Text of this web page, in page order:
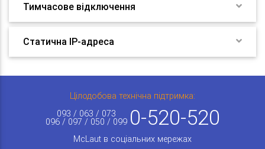
Тимчасове відключення
Статична IP-адреса
Цілодобова технічна підтримка:
093 / 063 / 073
096 / 097 / 050 / 099 0-520-520
McLaut в соціальних мережах